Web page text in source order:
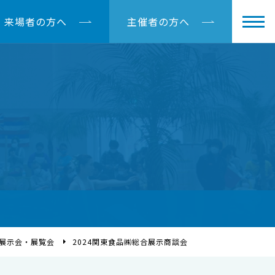
来場者の方へ 主催者の方へ
示会・展覧会 2024関東食品㈱総合展示商談会